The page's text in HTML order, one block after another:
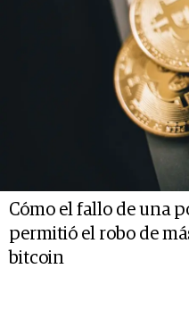
Cómo el fallo de una
permitió el robo de
bitcoin